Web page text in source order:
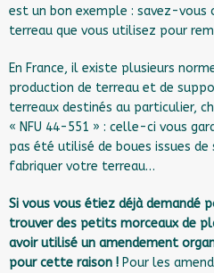
est un bon exemple : savez-
terreau que vous utilisez pour
En France, il existe plusieurs
production de terreau et de
terreaux destinés au particulier,
« NFU 44-551 » : celle-ci vous
pas été utilisé de boues issues
fabriquer votre terreau…
Si vous vous étiez déjà demandé
trouver des petits morceaux de
avoir utilisé un amendement
pour cette raison ! Pour les